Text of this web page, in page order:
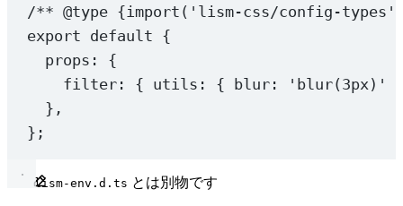
/** @type {import('lism-css/config-
export default {
props: {
filter: { utils: { blur:
'blur(3px)'
},
};
lism-env.d.ts とは別物です